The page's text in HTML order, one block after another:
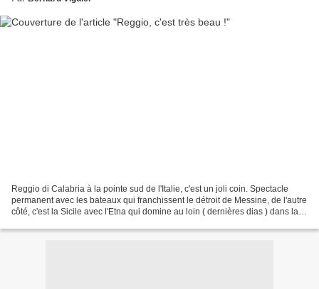
Reggio di Calabria à la pointe sud de l'Italie, c'est un joli coin. Spectacle
permanent avec les bateaux qui franchissent le détroit de Messine, de l'autre
côté, c'est la Sicile avec l'Etna qui domine au loin ( dernières dias ) dans la